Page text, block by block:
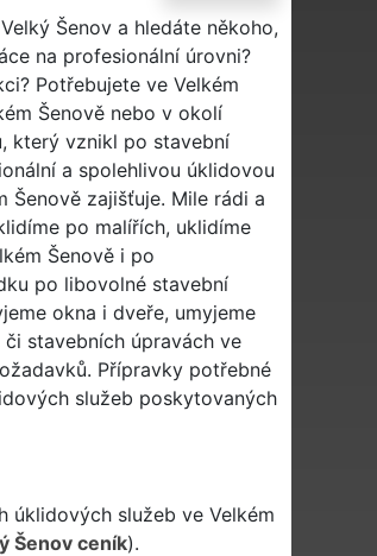
Šenov a hledáte někoho,
na profesionální úrovni?
Potřebujete ve Velkém
Šenově nebo v okolí
který vznikl po stavební
a spolehlivou úklidovou
zajišťuje. Mile rádi a
po malířích, uklidíme
Šenově i po
po libovolné stavební
okna i dveře, umyjeme
stavebních úpravách ve
Přípravky potřebné
služeb poskytovaných
úklidových služeb ve Velkém
Šenov ceník).